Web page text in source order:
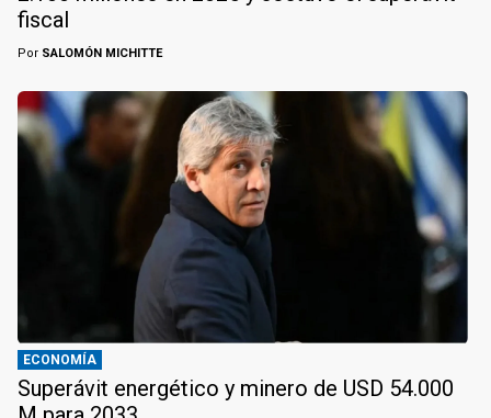
fiscal
Por SALOMÓN MICHITTE
ECONOMÍA
Superávit energético y minero de USD 54.000